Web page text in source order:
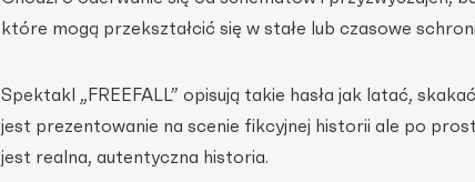
które mogą przekształcić się w stałe lub czasowe
Spektakl „FREEFALL” opisują takie hasła jak latać,
jest prezentowanie na scenie fikcyjnej historii ale po
jest realna, autentyczna historia.